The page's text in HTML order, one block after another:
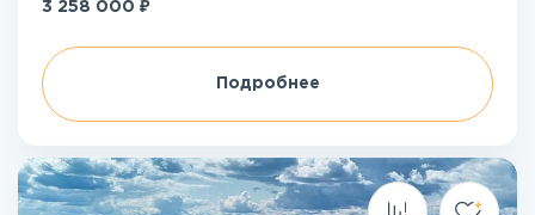
3 258 000 ₽
Подробнее